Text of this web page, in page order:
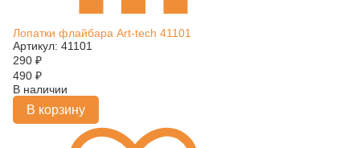
Лопатки флайбара Art-tech 41101
Артикул: 41101
290 ₽
490 ₽
В наличии
В корзину